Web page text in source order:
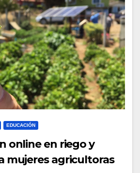
EDUCACIÓN
online en riego y
mujeres agricultoras